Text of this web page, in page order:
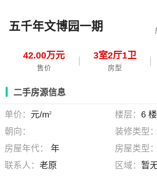
五千年文博园一期
42.00万元
售价
3室2厅1卫
房型
二手房源信息
单价： 元/m2 楼层： 6
朝向：
装修类型：
房屋年代：
年 房屋类型：
联系人：老原 区域： 暂